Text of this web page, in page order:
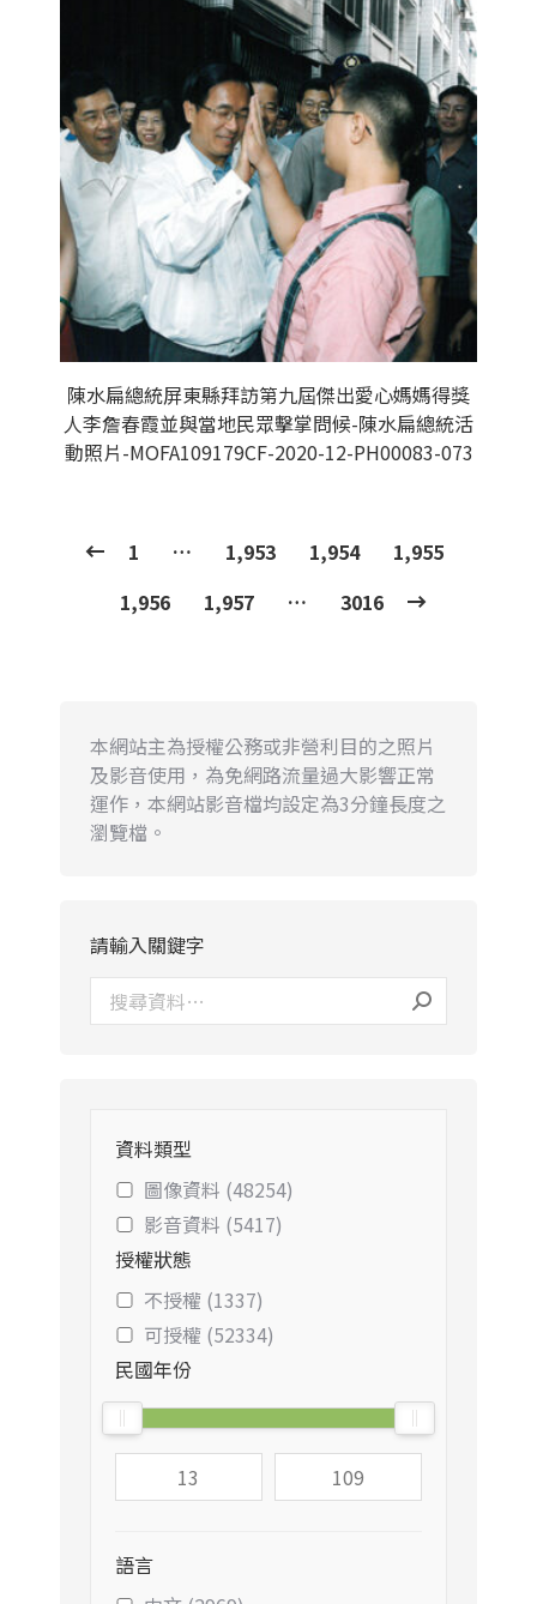
陳水扁總統屏東縣拜訪第九屆傑出愛心媽媽得獎
人李詹春霞並與當地民眾擊掌問候-陳水扁總統活
動照片-MOFA109179CF-2020-12-PH00083-073
1 … 1,953 1,954
1,955
1,956
1,957 … 3016
本網站主為授權公務或非營利目的之照片
及影音使用，為免網路流量過大影響正常
運作，本網站影音檔均設定為3分鐘長度之
瀏覽檔。
請輸入關鍵字
資料類型
圖像資料 (48254)
影音資料 (5417)
授權狀態
不授權 (1337)
可授權 (52334)
民國年份
語言